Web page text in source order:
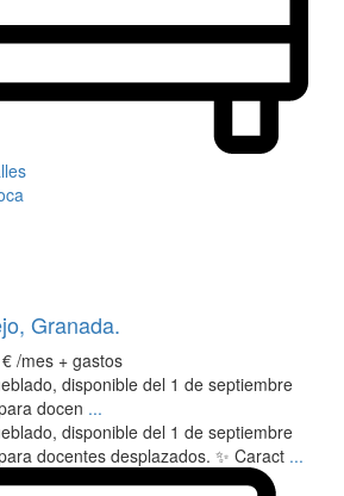
Granada.
/mes + gastos
disponible del 1 de septiembre
docen ...
disponible del 1 de septiembre
docentes desplazados. ✨ Caract ...